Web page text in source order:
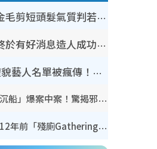
簡淑兒染金毛剪短頭髮氣質判若兩人！嚇壞老公麥大力都認唔出：「你做咩事？」
湯洛雯傳終於有好消息造人成功！兩大細節曝孕味極濃惹猜測：大肚婆先會咁！
8大最冇禮貌藝人名單被瘋傳！網民揭發明星真面目 一致數臭呢位係無品天花板？
銀行高層「沉船」爆案中案！驚揭邪教洗腦操控賣淫被吞600萬 幕後黑手講多錯多
林芊妤親解12年前「殘廁Gathering」真相！高層解約一句話重創尊嚴至今拒返TVB